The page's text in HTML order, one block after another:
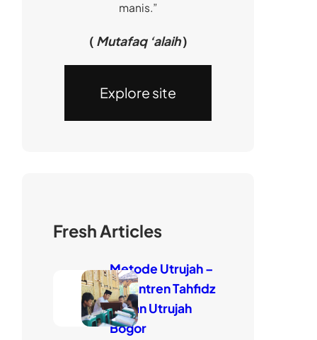
manis.”
( Mutafaq ‘alaih)
Explore site
Fresh Articles
Metode Utrujah –
Pesantren Tahfidz
Quran Utrujah
Bogor